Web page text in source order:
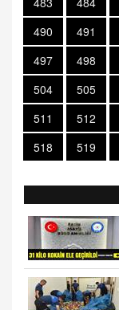
490
491
497
498
504
505
511
512
518
519